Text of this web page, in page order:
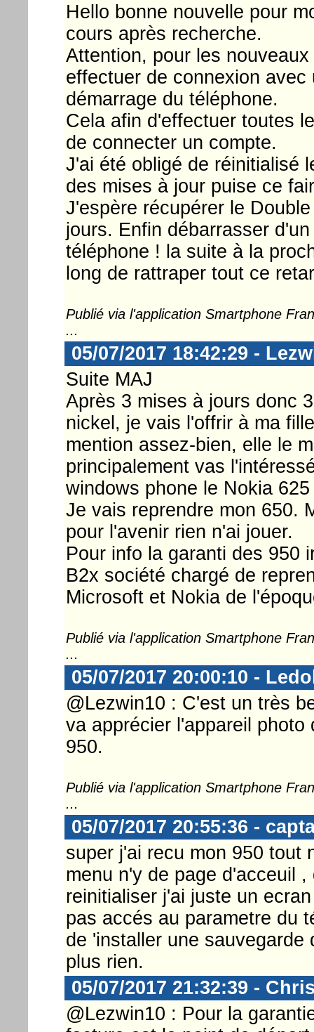
Hello bonne nouvelle pour
cours après recherche.
Attention, pour les
effectuer de connexion
démarrage du téléphone.
Cela afin d'effectuer toutes
de connecter un compte.
J'ai été obligé de réinitialisé
des mises à jour puise ce
J'espère récupérer le
jours. Enfin débarrasser
téléphone ! la suite à la
long de rattraper tout ce
Publié via l'application Smartphone
...
05/07/2017 18:42:29 -
Suite MAJ
Après 3 mises à jours donc
nickel, je vais l'offrir à ma
mention assez-bien, elle le
principalement vas
windows phone le Nokia
Je vais reprendre mon 650.
pour l'avenir rien n'ai jouer.
Pour info la garanti des 950
B2x société chargé de
Microsoft et Nokia de
Publié via l'application Smartphone
...
05/07/2017 20:00:10 -
@Lezwin10 : C'est un très
va apprécier l'appareil
950.
Publié via l'application Smartphone
...
05/07/2017 20:55:36 -
super j'ai recu mon 950 tout
menu n'y de page d'acceuil
reinitialiser j'ai juste un
pas accés au parametre du
de 'installer une
plus rien.
05/07/2017 21:32:39 -
@Lezwin10 : Pour la